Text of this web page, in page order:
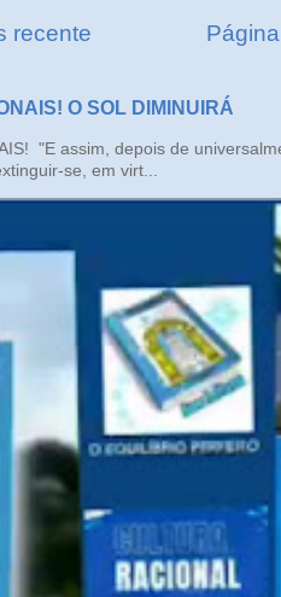
recente
O SOL DIMINUIRÁ
"E assim, depois de
se, em virt...